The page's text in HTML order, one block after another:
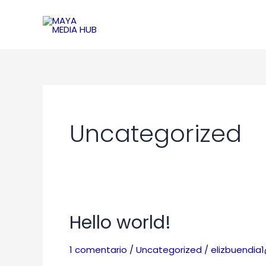
Uncategorized
Hello world!
1 comentario / Uncategorized /
Hello